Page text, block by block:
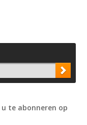
te abonneren op